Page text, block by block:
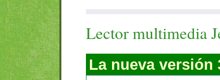
Lector multimedia
La nueva versión